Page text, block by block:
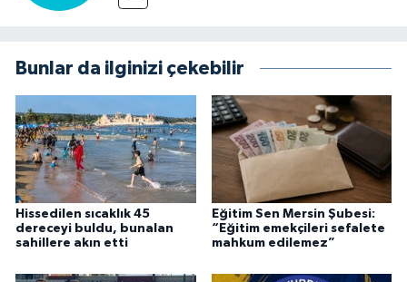
Bunlar da ilginizi çekebilir
Hissedilen sıcaklık 45
dereceyi buldu, bunalan
sahillere akın etti
Eğitim Sen Mersin Şubesi:
“Eğitim emekçileri sefalete
mahkum edilemez”